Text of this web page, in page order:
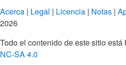
Acerca | Legal | Licencia | Notas |
2026
Todo el contenido de este sitio
NC-SA 4.0